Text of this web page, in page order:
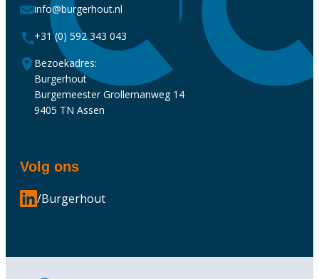
info@burgerhout.nl
+31 (0) 592 343 043
Bezoekadres:
Burgerhout
Burgemeester Grollemanweg 14
9405 TN Assen
Volg ons
/Burgerhout